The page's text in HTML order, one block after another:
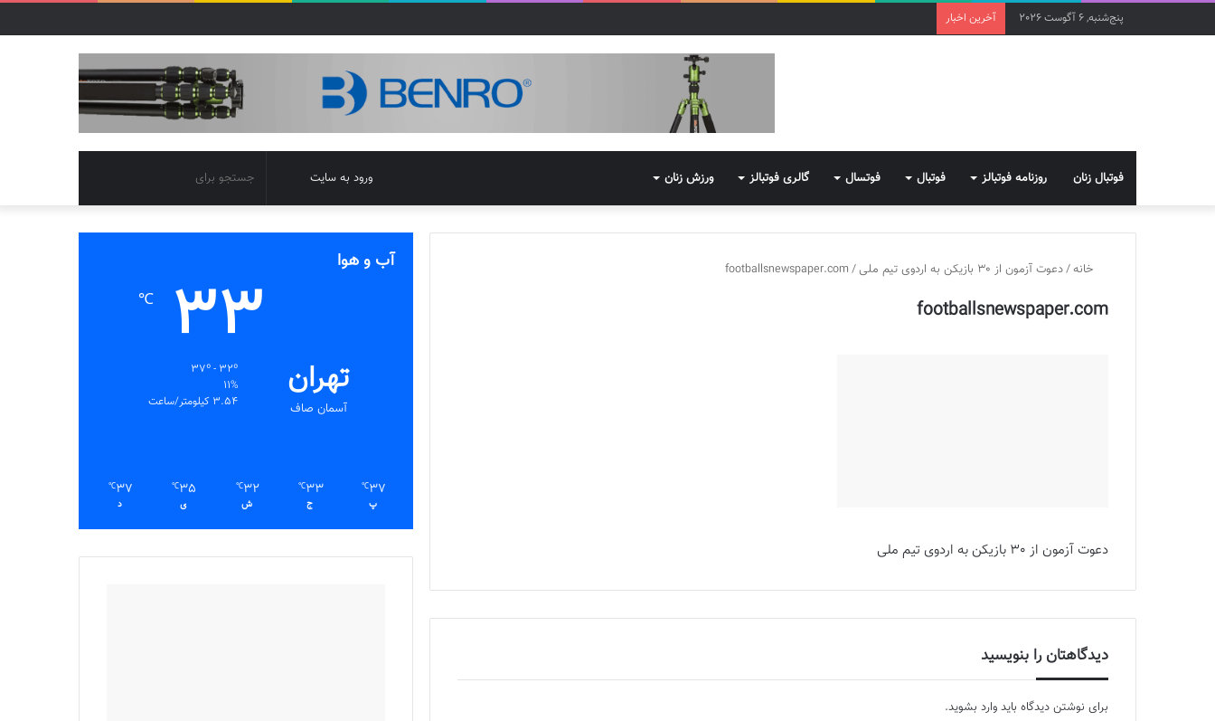
پنج‌شنبه, 6 آگوست 2026 آخرین اخبار
فوتبال زنان روزنامه فوتبالز فوتبال فوتسال گالری فوتبالز ورزش زنان
برای
تغییر
پوسته
ورود به سایت
خانه/دعوت آزمون از 30 بازیکن به اردوی تیم ملی /
footballsnewspaper.com
footballsnewspaper.com
دعوت آزمون از 30 بازیکن به اردوی تیم ملی
دیدگاهتان را بنویسید
برای نوشتن دیدگاه باید وارد بشوید.
آب و هوا
تهران
آسمان صاف
33
℃
11%
3.54 کیلومتر/ساعت
37
℃
پ
33
℃
ج
32
℃
ش
35
℃
ی
37
℃
د